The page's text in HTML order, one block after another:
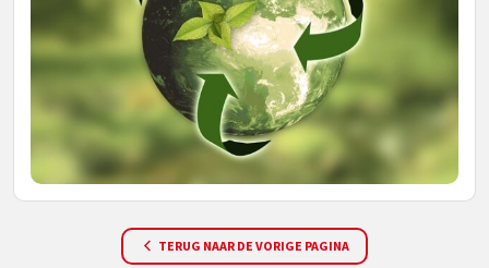
TERUG NAAR DE VORIGE PAGINA